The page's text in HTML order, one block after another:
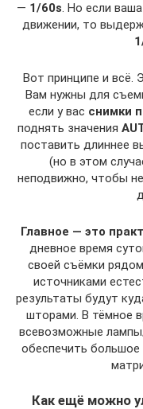
— 1/60s. Но если
движении, то
Вот принципе и всё.
Вам нужны для
если у вас снимки
поднять значения
поставить длиннее
(но в этом
неподвижно, чтобы
Главное — это
дневное время
своей съёмки
источниками
результаты будут
шторами. В тёмное
всевозможные
обеспечить большое
Как ещё можно